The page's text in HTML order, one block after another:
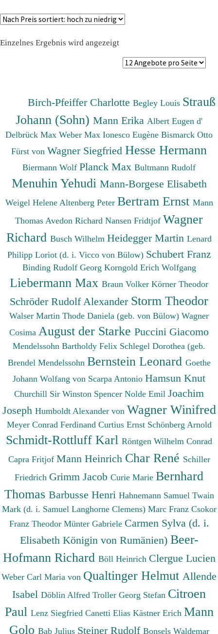
Einzelnes Ergebnis wird angezeigt
Birch-Pfeiffer CharlotteBegley Louis Strauß
Johann (Sohn) Mann Erika Albert Eugen d'
Delbrück Max Weber Max Ionesco Eugène Bismarck Otto
Fürst von Wagner Siegfried Hesse Hermann
Biermann Wolf Planck Max Bultmann Rudolf
Menuhin Yehudi Mann-Borgese Elisabeth
Weigel Helene Altenberg Peter Bertram Ernst Mann
Thomas Avedon Richard Nansen Fridtjof Wagner
Richard Busch Wilhelm Heidegger Martin Lenard
Philipp Loriot (d. i. Vicco von Bülow) Schubert Franz
Binding Rudolf Georg Korngold Erich Wolfgang
Liebermann Max Braun Volker Körner Theodor
Schröder Rudolf Alexander Storm Theodor
Walser Martin Thode Daniela (geb. von Bülow) Wagner
Cosima August der Starke Puccini Giacomo
Mendelssohn Bartholdy Felix Schlegel Dorothea (geb.
Brendel Mendelssohn Bernstein Leonard Goethe
Johann Wolfang von Scarpa Antonio Hamsun Knut
Churchill Sir Winston Spencer Nolde Emil Joachim
Joseph Humboldt Alexander von Wagner Winifred
Meyer Conrad Ferdinand Curtius Ernst Schönberg Arnold
Schmidt-Rottluff Karl Röntgen Wilhelm Conrad
Capra Fritjof Mann Heinrich Char René Schiller
Friedrich Grimm Jacob Curie Marie Bernhard
Thomas Barbusse Henri Hahnemann Samuel Twain
Mark (d. i. Samuel Langhorne Clemens) Marc Franz Csokor
Franz Theodor Münter Gabriele Carmen Sylva (d. i.
Elisabeth Königin von Rumänien) Beer-
Hofmann Richard Böll Heinrich Clergue Lucien
Weber Carl Maria von Qualtinger Helmut Allende
Isabel Döblin Alfred Troller Georg Stefan Citroen
Paul Lenz Siegfried Canetti Elias Kästner Erich Mann
Golo Bab Julius Steiner Rudolf Bonsels Waldemar